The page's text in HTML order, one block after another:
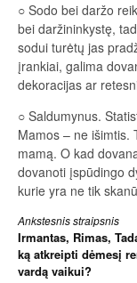
○ Sodo bei daržo
bei daržininkystę,
sodui turėtų jas
įrankiai, galima
dekoracijas ar
○ Saldumynus.
Mamos – ne išimtis.
mamą. O kad
dovanoti įspūdingo
kurie yra ne tik
Skaityti
toliau
Ankstesnis straipsnis
Irmantas, Rimas,
ką atkreipti dėmesį
vardą vaikui?